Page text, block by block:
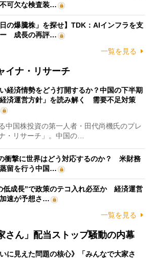
可欠な検査装…
日の爆騰株」を探せ】TDK：AIインフラを支
ー 成長の再評…
一覧を見る
イナ・リサーチ
経済情勢をどう打開するか？中国の下半期
済運営方針」を読み解く 需要不足対策
中国株投資の第一人者・田代尚機氏のプレ
・リサーチ」。中国の…
衝撃に世界はどう対応するのか？ 米財務
留を行う中国…
低成長”で政策のテコ入れ必至か 経済運営
速が予想さ…
一覧を見る
さん」配当ストップ騒動の内幕
いに見えた問題の核心》「みんなで大家さ